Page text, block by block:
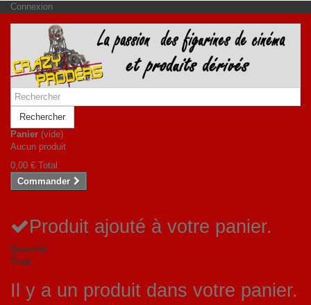
Connexion
Rechercher
Panier (vide)
Aucun produit
0,00 € Total
Commander
Produit ajouté à votre panier.
Quantité
Total
Il y a un produit dans votre panier.